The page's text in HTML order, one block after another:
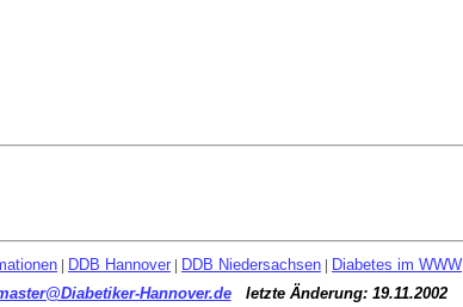
| DDB Hannover | DDB Niedersachsen | Diabetes im WWW
Hannover.deletzte Änderung: 19.11.2002